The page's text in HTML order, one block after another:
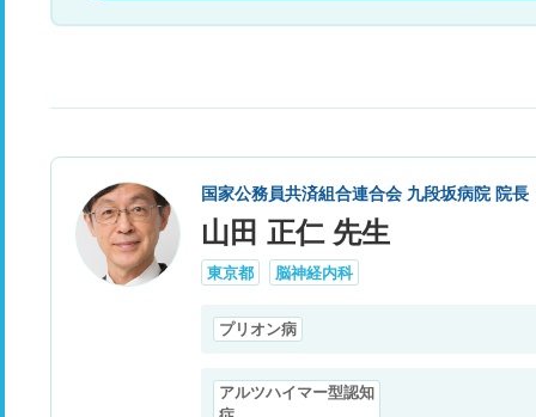
国家公務員共済組合連合会 九段坂病院 院長
山田 正仁 先生
東京都 脳神経内科
プリオン病
アルツハイマー型認知